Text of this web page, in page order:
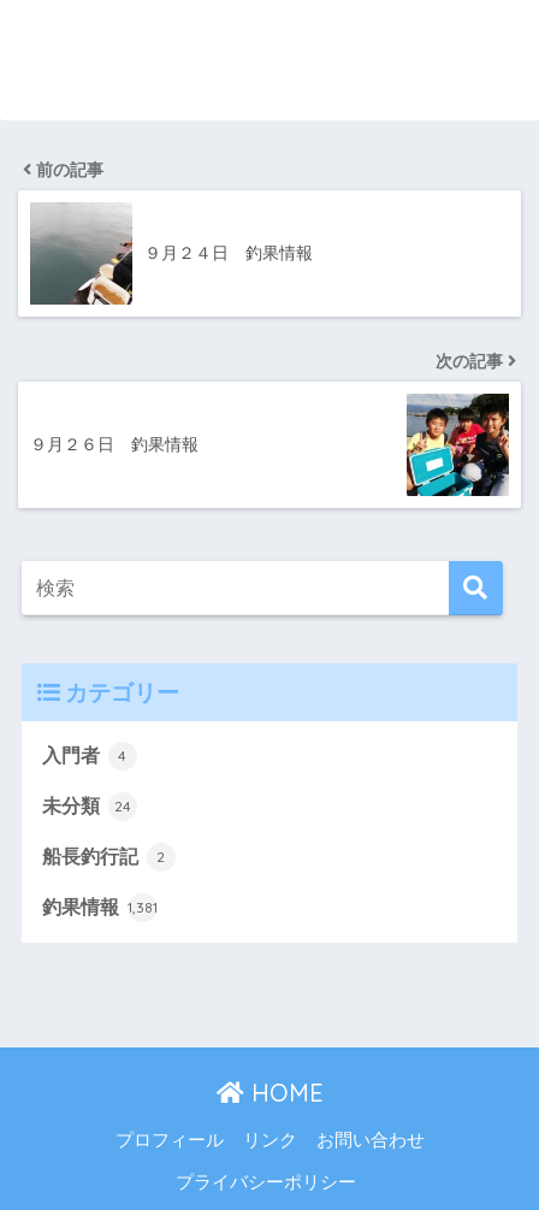
前の記事
９月２４日 釣果情報
次の記事
９月２６日 釣果情報
カテゴリー
入門者 4
未分類 24
船長釣行記 2
釣果情報 1,381
HOME
プロフィール リンク お問い合わせ
プライバシーポリシー